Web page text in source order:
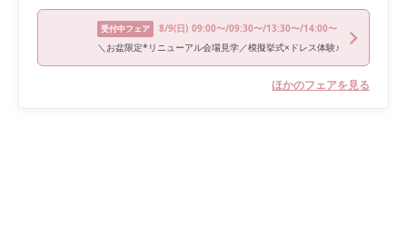
受付中フェア 8/9(日) 09:00〜/09:30〜/13:30〜/14:00〜
＼お盆限定*リニューアル会場見学／模擬挙式×ドレス体験♪
ほかのフェアを見る